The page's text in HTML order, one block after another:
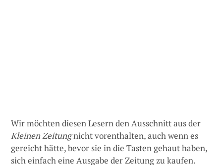
Wir möchten diesen Lesern den Ausschnitt aus der
Kleinen Zeitungnicht vorenthalten, auch wenn es
gereicht hätte, bevor sie in die Tasten gehaut haben,
sich einfach eine Ausgabe der Zeitung zu kaufen.